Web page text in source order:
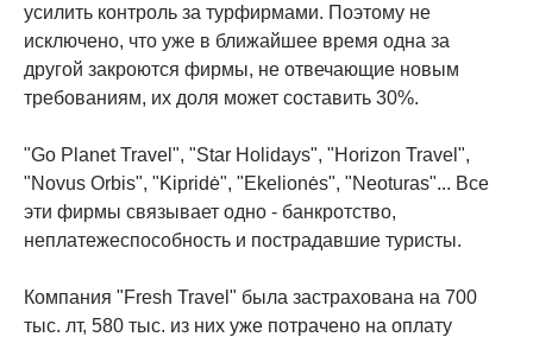
усилить контроль за турфирмами. Поэтому не
исключено, что уже в ближайшее время одна за
другой закроются фирмы, не отвечающие новым
требованиям, их доля может составить 30%.
"Go Planet Travel", "Star Holidays", "Horizon Travel",
"Novus Orbis", "Kipridė", "Ekelionės", "Neoturas"... Все
эти фирмы связывает одно - банкротство,
неплатежеспособность и пострадавшие туристы.
Компания "Fresh Travel" была застрахована на 700
тыс. лт, 580 тыс. из них уже потрачено на оплату